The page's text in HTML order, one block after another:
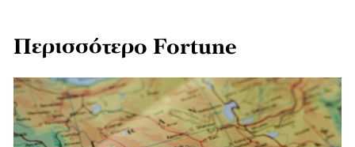
Περισσότερο Fortune